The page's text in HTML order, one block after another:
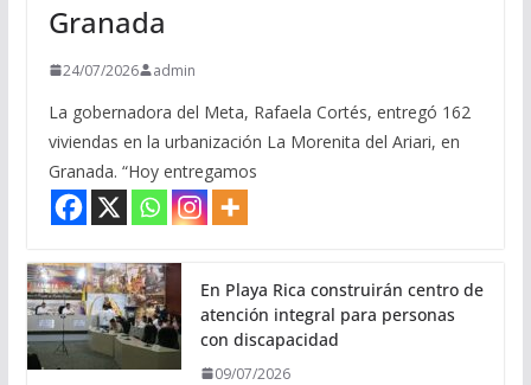
Granada
24/07/2026 admin
La gobernadora del Meta, Rafaela Cortés, entregó 162
viviendas en la urbanización La Morenita del Ariari, en
Granada. “Hoy entregamos
En Playa Rica construirán centro de
atención integral para personas
con discapacidad
09/07/2026